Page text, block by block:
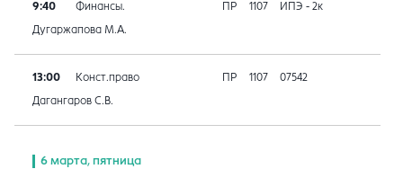
9:40 Финансы. ПР 1107 ИПЭ - 2к
Дугаржапова М.А.
13:00 Конст.право ПР 1107 07542
Дагангаров С.В.
6 марта, пятница